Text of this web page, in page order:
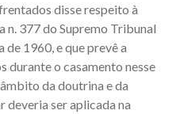
disse respeito à
n. 377 do Supremo Tribunal
de 1960, e que prevê a
durante o casamento nesse
da doutrina e da
deveria ser aplicada na